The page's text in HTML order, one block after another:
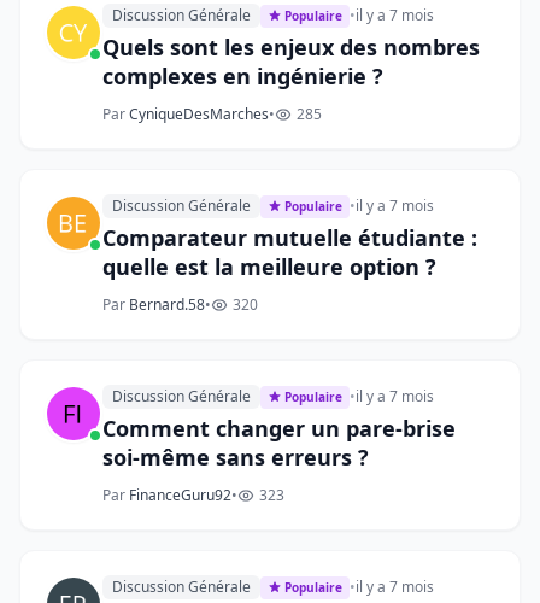
Discussion Générale Populaire •il y a 7 mois
Quels sont les enjeux des nombres
complexes en ingénierie ?
ParCyniqueDesMarches• 285
Discussion Générale Populaire •il y a 7 mois
Comparateur mutuelle étudiante :
quelle est la meilleure option ?
Par Bernard.58• 320
Discussion Générale Populaire •il y a 7 mois
Comment changer un pare-brise
soi-même sans erreurs ?
Par FinanceGuru92• 323
Discussion Générale Populaire •il y a 7 mois